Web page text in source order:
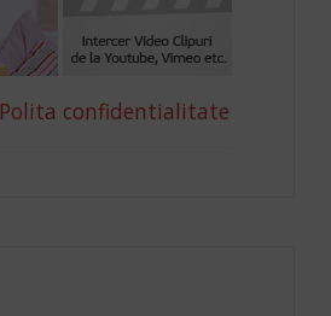
Polita confidentialitate